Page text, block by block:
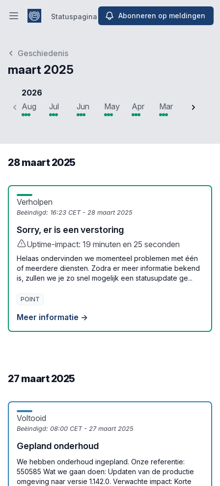
Hoofdmenu openen
Statuspagina Abonneren op meldingen
Geschiedenis
maart 2025
2026
Aug
Jul Jun May Apr Mar Feb
28 maart 2025
Verholpen
Beëindigd: 16:23 CET - 28 maart 2025
Sorry, er is een verstoring
Uptime-impact: 19 minuten en 25 seconden
Helaas ondervinden we momenteel problemen met één
of meerdere diensten. Zodra er meer informatie bekend
is, zullen we je zo snel mogelijk een statusupdate ge...
POINT
Meer informatie →
27 maart 2025
Voltooid
Beëindigd: 08:00 CET - 27 maart 2025
Gepland onderhoud
We hebben onderhoud ingepland. Onze referentie:
550585 Wat we gaan doen: Updaten van de productie
omgeving naar versie 1.142.0. Verwachte impact: Korte